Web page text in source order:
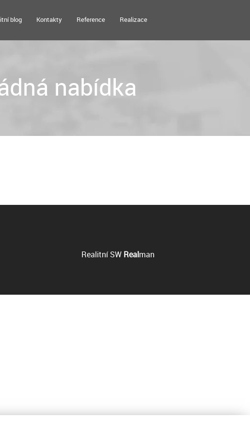
blog Kontakty Reference Realizace
nabídka
Realitní SW Realman